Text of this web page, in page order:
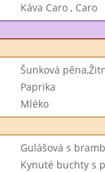
Káva Caro , Caro
Šunková
Paprika
Mléko
Gulášová s
Kynuté buchty s